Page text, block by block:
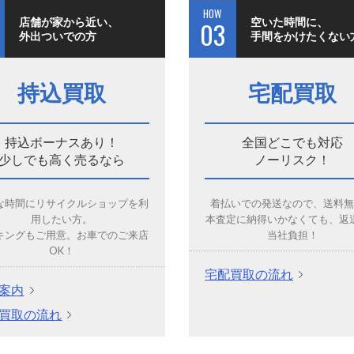
店舗が家から近い、
外出ついでの方
持込買取
持込ボーナスあり！
しでも高く売るなら
時間にリサイクルショップを利
用したい方。
ングもご用意。お車でのご来店
OK！
内
取の流れ
HOW
03
空いた時間に、
手間をかけたくない
宅配買取
全国どこでも対応
ノーリスク！
着払いでの発送なので、送料無
本査定に納得いかなくても、返
当社負担！
宅配買取の流れ